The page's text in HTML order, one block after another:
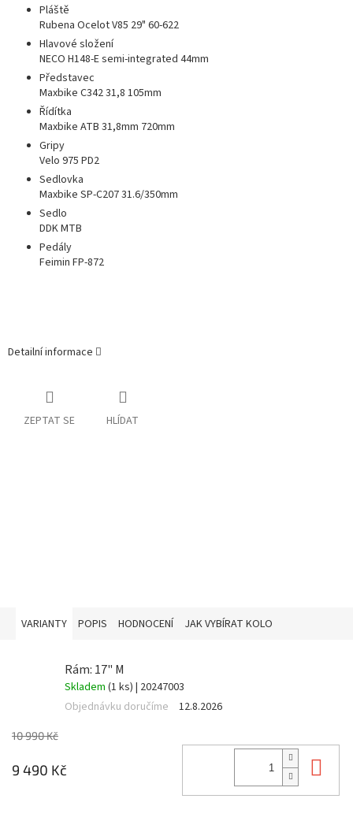
Pláště
Rubena Ocelot V85 29" 60-622
Hlavové složení
NECO H148-E semi-integrated 44mm
Představec
Maxbike C342 31,8 105mm
Řídítka
Maxbike ATB 31,8mm 720mm
Gripy
Velo 975 PD2
Sedlovka
Maxbike SP-C207 31.6/350mm
Sedlo
DDK MTB
Pedály
Feimin FP-872
Detailní informace
ZEPTAT SE HLÍDAT
VARIANTY POPIS HODNOCENÍ JAK VYBÍRAT KOLO
Rám: 17" M
Skladem (1 ks) | 20247003
Objednávku doručíme
12.8.2026
10 990 Kč
9 490 Kč